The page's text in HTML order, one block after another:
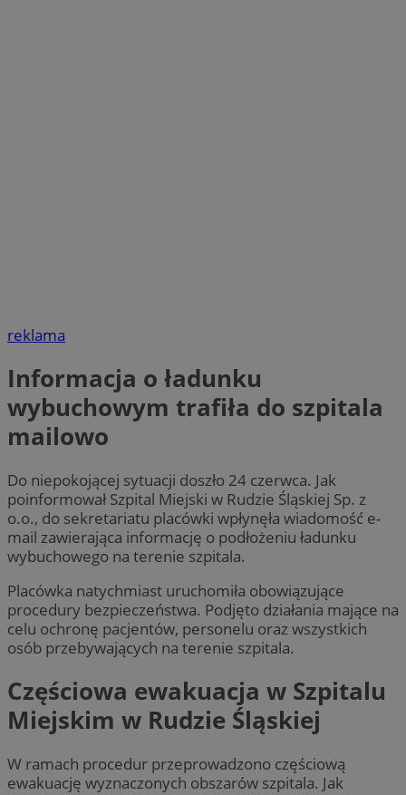
reklama
Informacja o ładunku
wybuchowym trafiła do szpitala
mailowo
Do niepokojącej sytuacji doszło 24 czerwca. Jak
poinformował Szpital Miejski w Rudzie Śląskiej Sp. z
o.o., do sekretariatu placówki wpłynęła wiadomość e-
mail zawierająca informację o podłożeniu ładunku
wybuchowego na terenie szpitala.
Placówka natychmiast uruchomiła obowiązujące
procedury bezpieczeństwa. Podjęto działania mające na
celu ochronę pacjentów, personelu oraz wszystkich
osób przebywających na terenie szpitala.
Częściowa ewakuacja w Szpitalu
Miejskim w Rudzie Śląskiej
W ramach procedur przeprowadzono częściową
ewakuację wyznaczonych obszarów szpitala. Jak